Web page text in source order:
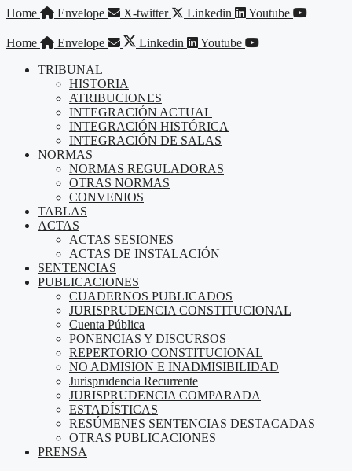
Saltar
contenido
Home Envelope X-twitter Linkedin Youtube
Home Envelope Linkedin
Youtube
TRIBUNAL
HISTORIA
ATRIBUCIONES
INTEGRACIÓN ACTUAL
INTEGRACIÓN HISTÓRICA
INTEGRACIÓN DE SALAS
NORMAS
NORMAS REGULADORAS
OTRAS NORMAS
CONVENIOS
TABLAS
ACTAS
ACTAS SESIONES
ACTAS DE INSTALACIÓN
SENTENCIAS
PUBLICACIONES
CUADERNOS PUBLICADOS
JURISPRUDENCIA CONSTITUCIONAL
Cuenta Pública
PONENCIAS Y DISCURSOS
REPERTORIO CONSTITUCIONAL
NO ADMISION E INADMISIBILIDAD
Jurisprudencia Recurrente
JURISPRUDENCIA COMPARADA
ESTADÍSTICAS
RESÚMENES SENTENCIAS DESTACADAS
OTRAS PUBLICACIONES
PRENSA